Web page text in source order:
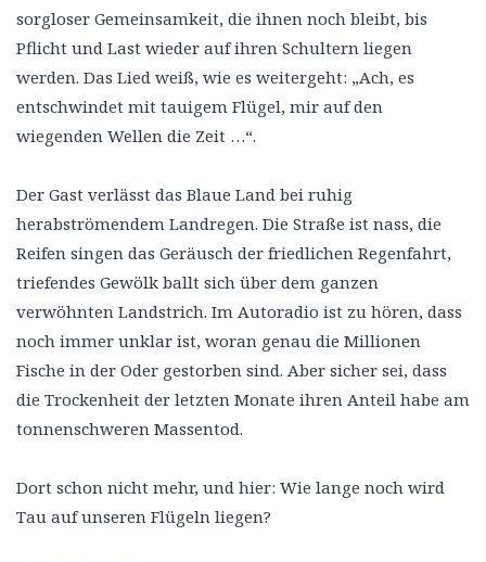
sorgloser Gemeinsamkeit, die ihnen noch bleibt, bis
Pflicht und Last wieder auf ihren Schultern liegen
werden. Das Lied weiß, wie es weitergeht: „Ach, es
entschwindet mit tauigem Flügel, mir auf den
wiegenden Wellen die Zeit …“.
Der Gast verlässt das Blaue Land bei ruhig
herabströmendem Landregen. Die Straße ist nass, die
Reifen singen das Geräusch der friedlichen Regenfahrt,
triefendes Gewölk ballt sich über dem ganzen
verwöhnten Landstrich. Im Autoradio ist zu hören, dass
noch immer unklar ist, woran genau die Millionen
Fische in der Oder gestorben sind. Aber sicher sei, dass
die Trockenheit der letzten Monate ihren Anteil habe am
tonnenschweren Massentod.
Dort schon nicht mehr, und hier: Wie lange noch wird
Tau auf unseren Flügeln liegen?